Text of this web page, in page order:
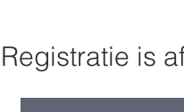
Registratie is